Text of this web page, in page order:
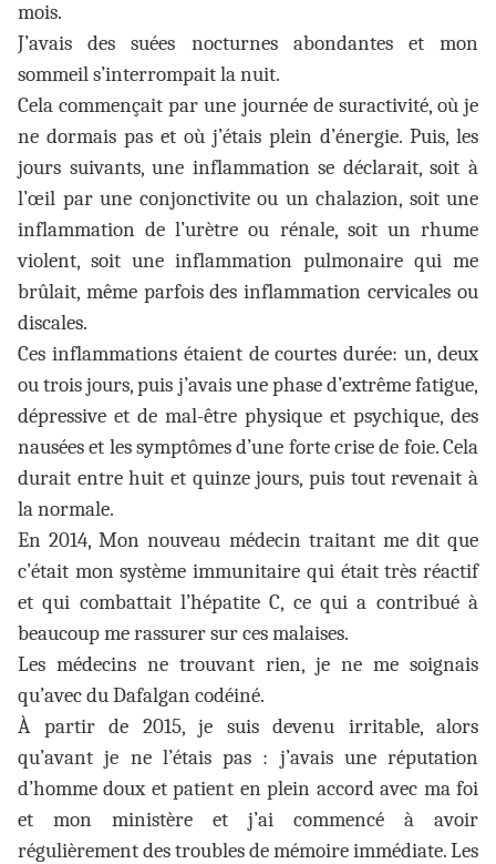
mois.
J’avais des suées nocturnes abondantes et mon
sommeil s’interrompait la nuit.
Cela commençait par une journée de suractivité, où je
ne dormais pas et où j’étais plein d’énergie. Puis, les
jours suivants, une inflammation se déclarait, soit à
l’œil par une conjonctivite ou un chalazion, soit une
inflammation de l’urètre ou rénale, soit un rhume
violent, soit une inflammation pulmonaire qui me
brûlait, même parfois des inflammation cervicales ou
discales.
Ces inflammations étaient de courtes durée: un, deux
ou trois jours, puis j’avais une phase d’extrême fatigue,
dépressive et de mal-être physique et psychique, des
nausées et les symptômes d’une forte crise de foie. Cela
durait entre huit et quinze jours, puis tout revenait à
la normale.
En 2014, Mon nouveau médecin traitant me dit que
c’était mon système immunitaire qui était très réactif
et qui combattait l’hépatite C, ce qui a contribué à
beaucoup me rassurer sur ces malaises.
Les médecins ne trouvant rien, je ne me soignais
qu’avec du Dafalgan codéiné.
À partir de 2015, je suis devenu irritable, alors
qu’avant je ne l’étais pas : j’avais une réputation
d’homme doux et patient en plein accord avec ma foi
et mon ministère et j’ai commencé à avoir
régulièrement des troubles de mémoire immédiate. Les